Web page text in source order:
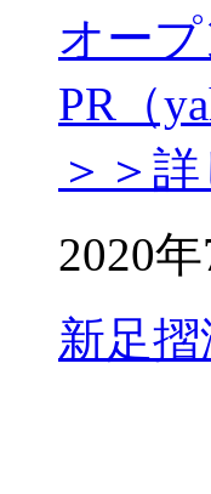
オー
PR（
＞＞
2020
新足